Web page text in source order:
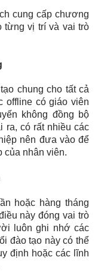
cung cấp chương
từng vị trí và vai trò
chung cho tất cả
offline có giáo viên
không đồng bộ
ra, có rất nhiều các
nên đưa vào để
của nhân viên.
hoặc hàng tháng
này đóng vai trò
luôn ghi nhớ các
đào tạo này có thể
định hoặc các lĩnh